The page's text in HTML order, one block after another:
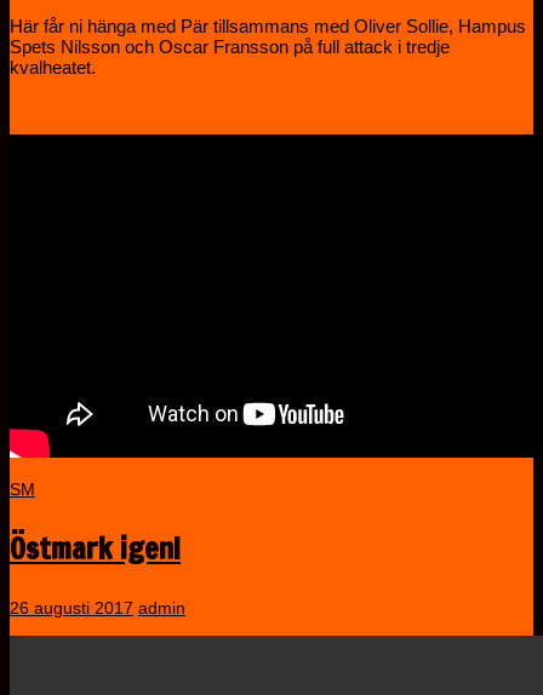
Här får ni hänga med Pär tillsammans med Oliver Sollie, Hampus
Spets Nilsson och Oscar Fransson på full attack i tredje
kvalheatet.
SM
Östmark igen!
26 augusti 2017 admin